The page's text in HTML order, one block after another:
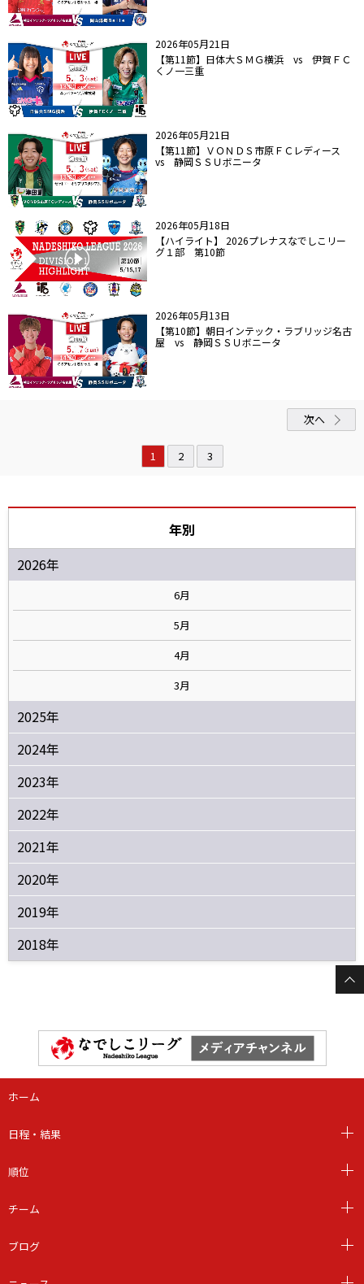
2026年05月21日
【第11節】日体大ＳＭＧ横浜 vs 伊賀ＦＣ
くノ一三重
2026年05月21日
【第11節】ＶＯＮＤＳ市原ＦＣレディース
vs 静岡ＳＳＵボニータ
2026年05月18日
【ハイライト】 2026プレナスなでしこリー
グ１部 第10節
2026年05月13日
【第10節】朝日インテック・ラブリッジ名古
屋 vs 静岡ＳＳＵボニータ
1 2 3
次へ
年別
2026年
6月
5月
4月
3月
2025年
2024年
2023年
2022年
2021年
2020年
2019年
2018年
ホーム
日程・結果
順位
チーム
ブログ